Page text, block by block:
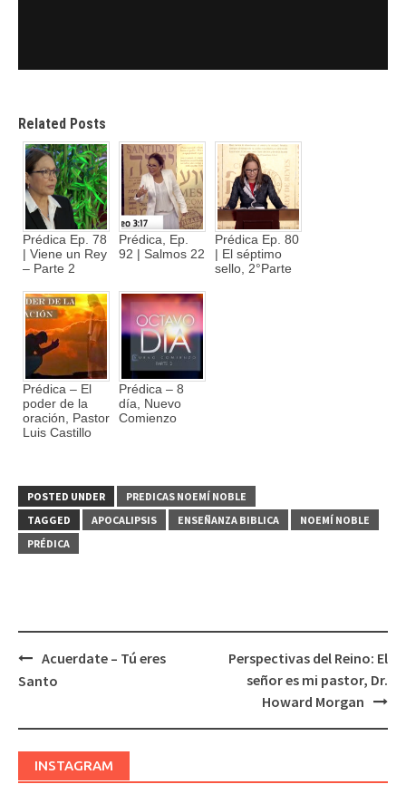
Related Posts
Prédica Ep. 78
| Viene un Rey
– Parte 2
Prédica, Ep.
92 | Salmos 22
Prédica Ep. 80
| El séptimo
sello, 2°Parte
Prédica – El
poder de la
oración, Pastor
Luis Castillo
Prédica – 8
día, Nuevo
Comienzo
POSTED UNDER
PREDICAS NOEMÍ NOBLE
TAGGED
APOCALIPSIS ENSEÑANZA BIBLICA
NOEMÍ NOBLE
PRÉDICA
Post
Acuerdate – Tú eres
Santo
Perspectivas del Reino: El
señor es mi pastor, Dr.
Howard Morgan
INSTAGRAM